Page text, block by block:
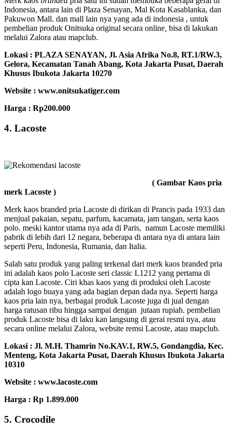
Indonesia, antara lain di Plaza Senayan, Mal Kota Kasablanka, dan
Pakuwon Mall. dan mall lain nya yang ada di indonesia , untuk
pembelian produk Onitsuka original secara online bisa di lakukan
melalui Zalora atau mapclub.
Lokasi : PLAZA SENAYAN, Jl. Asia Afrika No.8, RT.1/RW.3,
Gelora, Kecamatan Tanah Abang, Kota Jakarta Pusat, Daerah
Khusus Ibukota Jakarta 10270
Website : www.onitsukatiger.com
Harga : Rp200.000
4. Lacoste
( Gambar Kaos pria
merk Lacoste )
Merk kaos branded pria Lacoste di dirikan di Prancis pada 1933 dan
menjual pakaian, sepatu, parfum, kacamata, jam tangan, serta kaos
polo. meski kantor utama nya ada di Paris, namun Lacoste memiliki
pabrik di lebih dari 12 negara, beberapa di antara nya di antara lain
seperti Peru, Indonesia, Rumania, dan Italia.
Salah satu produk yang paling terkenal dari merk kaos branded pria
ini adalah kaos polo Lacoste seri classic L1212 yang pertama di
cipta kan Lacoste. Ciri khas kaos yang di produksi oleh Lacoste
adalah logo buaya yang ada bagian depan dada nya. Seperti harga
kaos pria lain nya, berbagai produk Lacoste juga di jual dengan
harga ratusan ribu hingga sampai dengan jutaan rupiah. pembelian
produk Lacoste bisa di laku kan langsung di gerai resmi nya, atau
secara online melalui Zalora, website remsi Lacoste, atau mapclub.
Lokasi : Jl. M.H. Thamrin No.KAV.1, RW.5, Gondangdia, Kec.
Menteng, Kota Jakarta Pusat, Daerah Khusus Ibukota Jakarta
10310
Website : www.lacoste.com
Harga : Rp 1.899.000
5. Crocodile